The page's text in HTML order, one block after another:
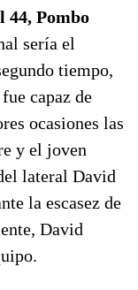
44, Pombo
sería el
tiempo,
capaz de
ocasiones las
y el joven
lateral David
la escasez de
David